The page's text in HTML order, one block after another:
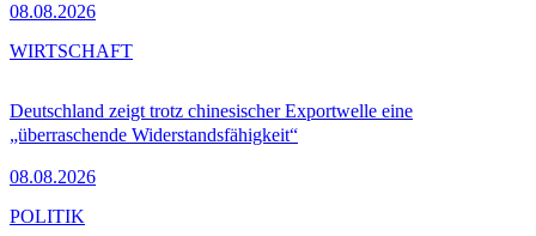
08.08.2026
Deutschland zeigt trotz chinesischer Exportwelle eine
„überraschende Widerstandsfähigkeit“
08.08.2026
WIRTSCHAFT
POLITIK